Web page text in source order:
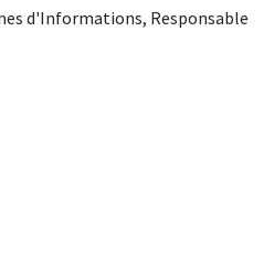
d'Informations, Responsable